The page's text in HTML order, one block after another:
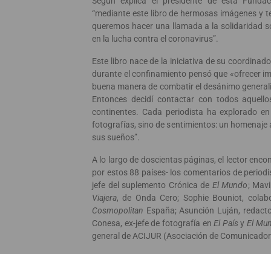
“mediante este libro de hermosas imágenes y
queremos hacer una llamada a la solidaridad
en la lucha contra el coronavirus”.
Este libro nace de la iniciativa de su
durante el confinamiento pensó que «ofrecer
buena manera de combatir el desánimo
Entonces decidí contactar con todos
continentes. Cada periodista ha explorado
fotografías, sino de sentimientos: un
sus sueños”.
A lo largo de doscientas páginas, el lector
por estos 88 países- los comentarios de
jefe del suplemento Crónica de El Mundo;
Viajera, de Onda Cero; Sophie Bouniot,
Cosmopolitan España; Asunción Luján,
Conesa, ex-jefe de fotografía enEl PaísyEl
general de ACIJUR (Asociación de